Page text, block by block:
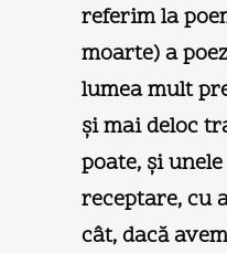
referim la
moarte) a
lumea mult
şi mai deloc
poate, şi
receptare, cu
cât, dacă